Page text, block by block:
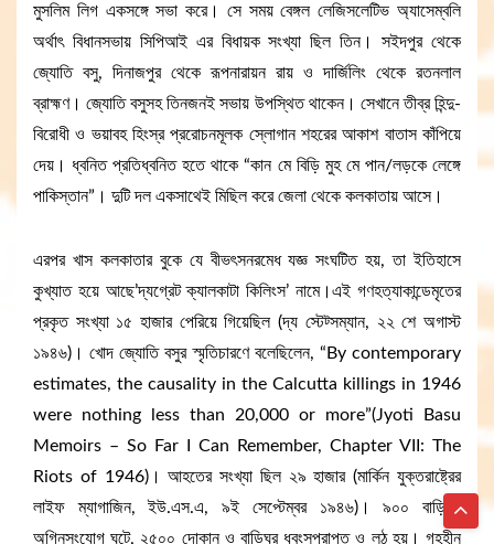
মুসলিম লিগ একসঙ্গে সভা করে। সে সময় বেঙ্গল লেজিসলেটিভ অ্যাসেম্বলি
অর্থাৎ বিধানসভায় সিপিআই এর বিধায়ক সংখ্যা ছিল তিন। সইদপুর থেকে
জ্যোতি বসু, দিনাজপুর থেকে রূপনারায়ন রায় ও দার্জিলিং থেকে রতনলাল
ব্রাহ্মণ। জ্যোতি বসুসহ তিনজনই সভায় উপস্থিত থাকেন। সেখানে তীব্র হিন্দু-
বিরোধী ও ভয়াবহ হিংস্র প্ররোচনমূলক স্লোগান শহরের আকাশ বাতাস কাঁপিয়ে
দেয়। ধ্বনিত প্রতিধ্বনিত হতে থাকে “কান মে বিড়ি মুহ মে পান/লড়কে লেঙ্গে
পাকিস্তান”। দুটি দল একসাথেই মিছিল করে জেলা থেকে কলকাতায় আসে।
এরপর খাস কলকাতার বুকে যে বীভৎসনরমেধ যজ্ঞ সংঘটিত হয়, তা ইতিহাসে
কুখ্যাত হয়ে আছে’দ্যগ্রেট ক্যালকাটা কিলিংস’ নামে।এই গণহত্যাকান্ডেমৃতের
প্রকৃত সংখ্যা ১৫ হাজার পেরিয়ে গিয়েছিল (দ্য স্টেট্সম্যান, ২২ শে অগাস্ট
১৯৪৬)। খোদ জ্যোতি বসুর স্মৃতিচারণে বলেছিলেন, “By contemporary
estimates, the causality in the Calcutta killings in 1946
were nothing less than 20,000 or more”(Jyoti Basu
Memoirs – So Far I Can Remember, Chapter VII: The
Riots of 1946)। আহতের সংখ্যা ছিল ২৯ হাজার (মার্কিন যুক্তরাষ্ট্রের
লাইফ ম্যাগাজিন, ইউ.এস.এ, ৯ই সেপ্টেম্বর ১৯৪৬)। ৯০০ বাড়িতে
অগ্নিসংযোগ ঘটে, ২৫০০ দোকান ও বাড়িঘর ধ্বংসপ্রাপ্ত ও লুঠ হয়। গৃহহীন